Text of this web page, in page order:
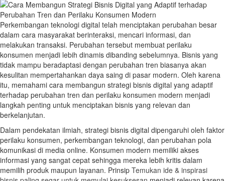
Perkembangan teknologi digital telah menciptakan perubahan besar
dalam cara masyarakat berinteraksi, mencari informasi, dan
melakukan transaksi. Perubahan tersebut membuat perilaku
konsumen menjadi lebih dinamis dibanding sebelumnya. Bisnis yang
tidak mampu beradaptasi dengan perubahan tren biasanya akan
kesulitan mempertahankan daya saing di pasar modern. Oleh karena
itu, memahami cara membangun strategi bisnis digital yang adaptif
terhadap perubahan tren dan perilaku konsumen modern menjadi
langkah penting untuk menciptakan bisnis yang relevan dan
berkelanjutan.
Dalam pendekatan ilmiah, strategi bisnis digital dipengaruhi oleh faktor
perilaku konsumen, perkembangan teknologi, dan perubahan pola
komunikasi di media online. Konsumen modern memiliki akses
informasi yang sangat cepat sehingga mereka lebih kritis dalam
memilih produk maupun layanan. Prinsip Temukan ide & inspirasi